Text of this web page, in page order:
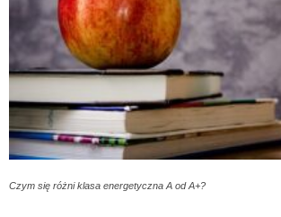
Czym się różni klasa energetyczna A od A+?